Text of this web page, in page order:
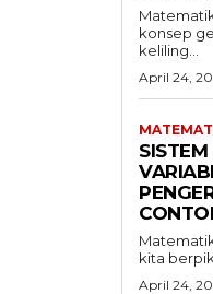
konsep
keliling...
April 24,
kita
April 24,